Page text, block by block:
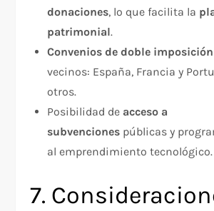
donaciones, lo que facilita la
patrimonial.
Convenios de doble imposición
vecinos: España, Francia y
otros.
Posibilidad de acceso a
subvenciones públicas y
al emprendimiento tecnológico.
7.